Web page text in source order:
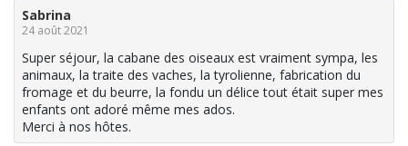
Sabrina
24 août 2021
Super séjour, la cabane des oiseaux est vraiment sympa, les
animaux, la traite des vaches, la tyrolienne, fabrication du
fromage et du beurre, la fondu un délice tout était super mes
enfants ont adoré même mes ados.
Merci à nos hôtes.